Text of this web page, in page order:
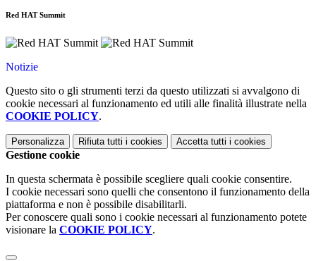
Red HAT Summit
Notizie
Questo sito o gli strumenti terzi da questo utilizzati si avvalgono di
cookie necessari al funzionamento ed utili alle finalità illustrate nella
COOKIE POLICY.
Personalizza Rifiuta tutti i cookies Accetta tutti i cookies
Gestione cookie
In questa schermata è possibile scegliere quali cookie consentire.
I cookie necessari sono quelli che consentono il funzionamento della
piattaforma e non è possibile disabilitarli.
Per conoscere quali sono i cookie necessari al funzionamento potete
visionare la COOKIE POLICY.